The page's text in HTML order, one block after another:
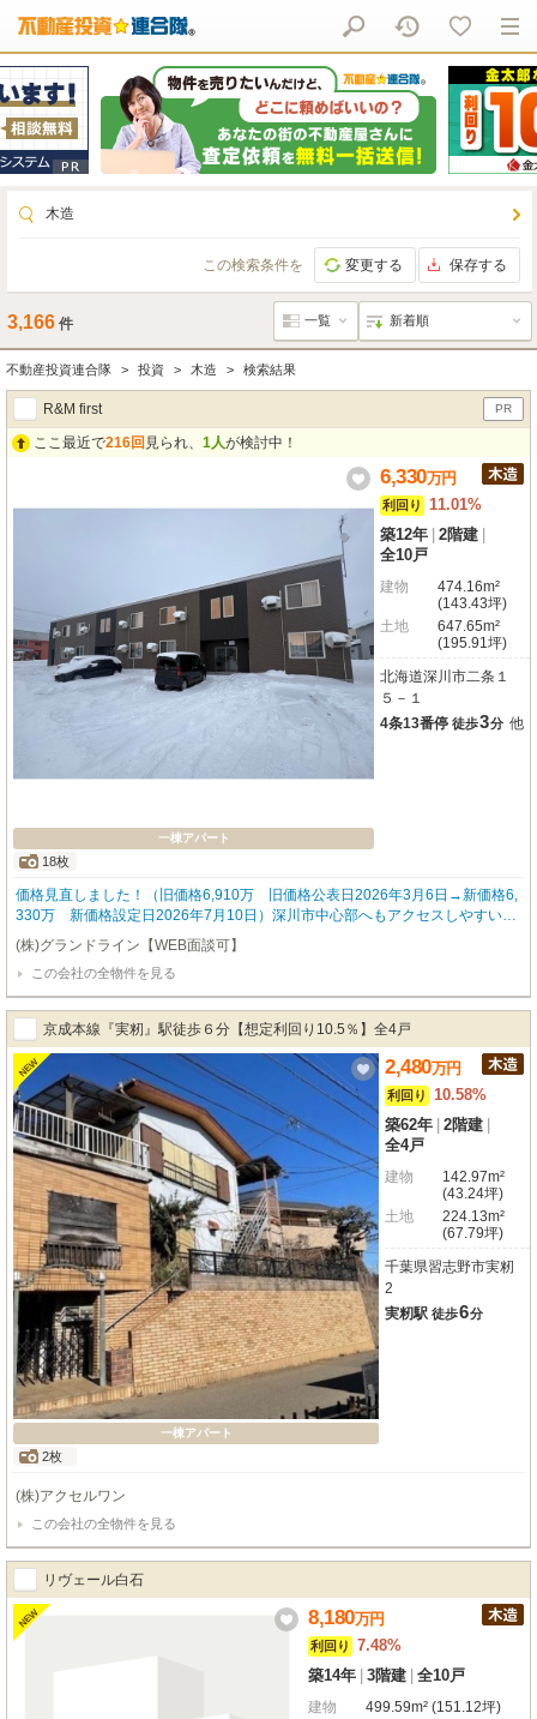
木造
この検索条件を 変更する 保存する
3,166 件
不動産投資連合隊 投資 木造 検索結果
PR
R&M first
ここ最近で216回 見られ、 1人が検討中！
一棟アパート
18枚
6,330万円
利回り
11.01%
築12年 2階建
全10戸
建物
474.16m²
(143.43坪)
土地
647.65m²
(195.91坪)
北海道深川市二条１
５－１
4条13番停 徒歩3分 他
価格見直しました！（旧価格6,910万 旧価格公表日2026年3月6日→新価格6,
330万 新価格設定日2026年7月10日）深川市中心部へもアクセスしやすい、
閑静な住宅街に位置する1LDKタイプ全10戸のアパートです！敷地内にはゆと
りがあり、各住戸につき縦列で2台分の駐車スペースが確保されています。1L
DKでありながらお車を2台お持ちのカップルやご夫婦層の入居にも対応できる
ため、単身者だけでなく幅広い層の入居需要が見込める堅実な物件です。初め
ての不動産投資や、お持ちのポートフォリオ拡大をお考えの投資家様におすす
めいたします。詳細な稼働状況等はお気軽にお問い合わせください！
(株)グランドライン【WEB面談可】
この会社の全物件を見る
京成本線『実籾』駅徒歩６分【想定利回り10.5％】全4戸
NEW
一棟アパート
2枚
2,480万円
利回り
10.58%
築62年 2階建
全4戸
建物
142.97m²
(43.24坪)
土地
224.13m²
(67.79坪)
千葉県習志野市実籾
2
実籾駅 徒歩6分
(株)アクセルワン
この会社の全物件を見る
リヴェール白石
NEW 8,180万円
利回り
7.48%
築14年 3階建 全10戸
建物
499.59m² (151.12坪)